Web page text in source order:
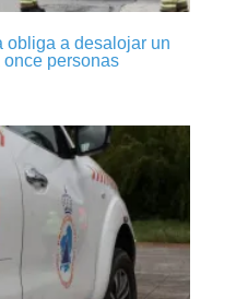
obliga a desalojar un
personas